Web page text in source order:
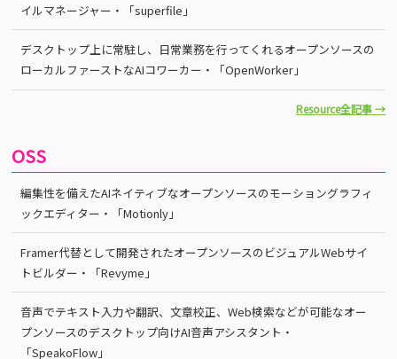
イルマネージャー・「superfile」
デスクトップ上に常駐し、日常業務を行ってくれるオープンソースの
ローカルファーストなAIコワーカー・「OpenWorker」
Resource全記事 →
OSS
編集性を備えたAIネイティブなオープンソースのモーショングラフィ
ックエディター・「Motionly」
Framer代替として開発されたオープンソースのビジュアルWebサイ
トビルダー・「Revyme」
音声でテキスト入力や翻訳、文章校正、Web検索などが可能なオー
プンソースのデスクトップ向けAI音声アシスタント・
「SpeakoFlow」